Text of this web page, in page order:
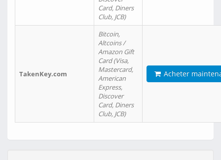
Card, Diners
Club, JCB)
TakenKey.com
Bitcoin,
Altcoins /
Amazon Gift
Card (Visa,
Mastercard,
American
Express,
Discover
Card, Diners
Club, JCB)
Acheter